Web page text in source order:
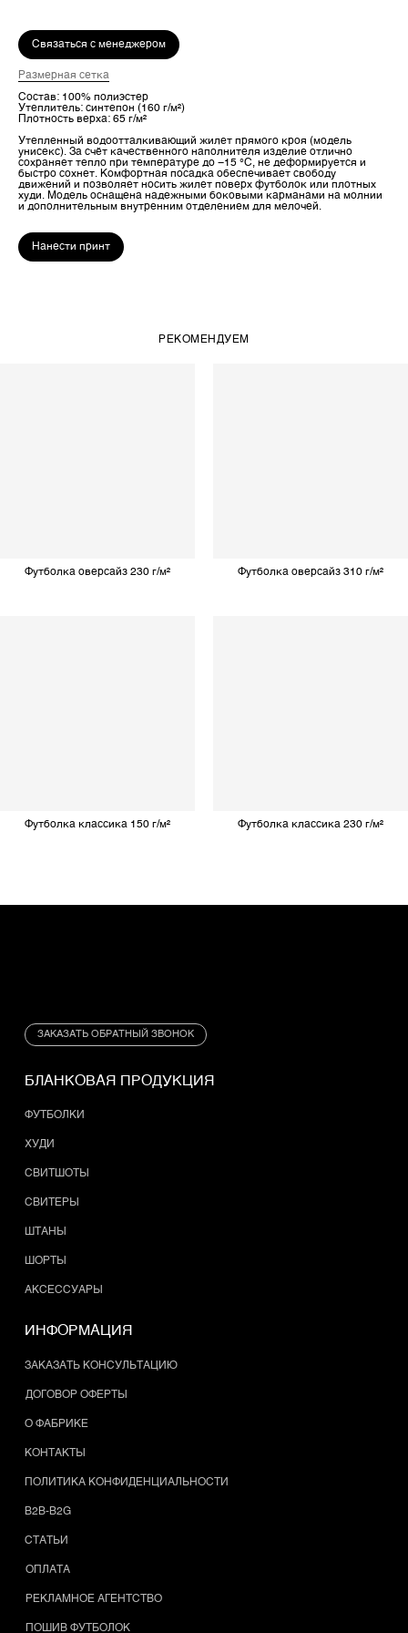
Связаться с менеджером
Размерная сетка
Состав: 100% полиэстер
Утеплитель: синтепон (160 г/м²)
Плотность верха: 65 г/м²
Утепленный водоотталкивающий жилет прямого кроя (модель
унисекс). За счёт качественного наполнителя изделие отлично
сохраняет тепло при температуре до −15 °C, не деформируется и
быстро сохнет. Комфортная посадка обеспечивает свободу
движений и позволяет носить жилет поверх футболок или плотных
худи. Модель оснащена надежными боковыми карманами на молнии
и дополнительным внутренним отделением для мелочей.
Нанести принт
РЕКОМЕНДУЕМ
Футболка оверсайз 230 г/м² Футболка оверсайз 310 г/м²
Футболка классика 150 г/м² Футболка классика 230 г/м²
БЛАНКОВАЯ ПРОДУКЦИЯ
ИНФОРМАЦИЯ
ЗАКАЗАТЬ ОБРАТНЫЙ ЗВОНОК
ФУТБОЛКИ
ЗАКАЗАТЬ КОНСУЛЬТАЦИЮ
ДОГОВОР ОФЕРТЫ
ПОШИВ ФУТБОЛОК
ОПЛАТА
РЕКЛАМНОЕ АГЕНТСТВО
О ФАБРИКЕ
КОНТАКТЫ
СТАТЬИ
ПОЛИТИКА КОНФИДЕНЦИАЛЬНОСТИ
B2B-B2G
ХУДИ
СВИТШОТЫ
СВИТЕРЫ
ШТАНЫ
ШОРТЫ
АКСЕССУАРЫ